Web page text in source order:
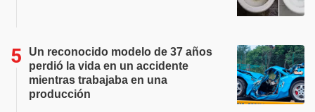
Un reconocido modelo de 37 años
perdió la vida en un accidente
mientras trabajaba en una
producción